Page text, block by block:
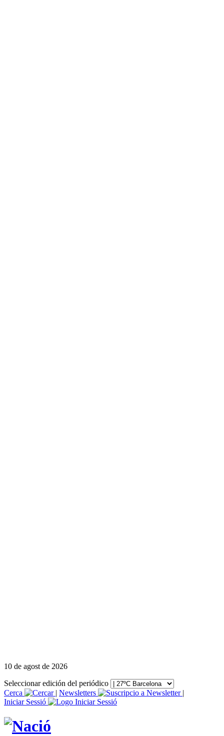
10 de agost de 2026
Seleccionar edición del periódico
Cerca
| Newsletters
|
Iniciar Sessió